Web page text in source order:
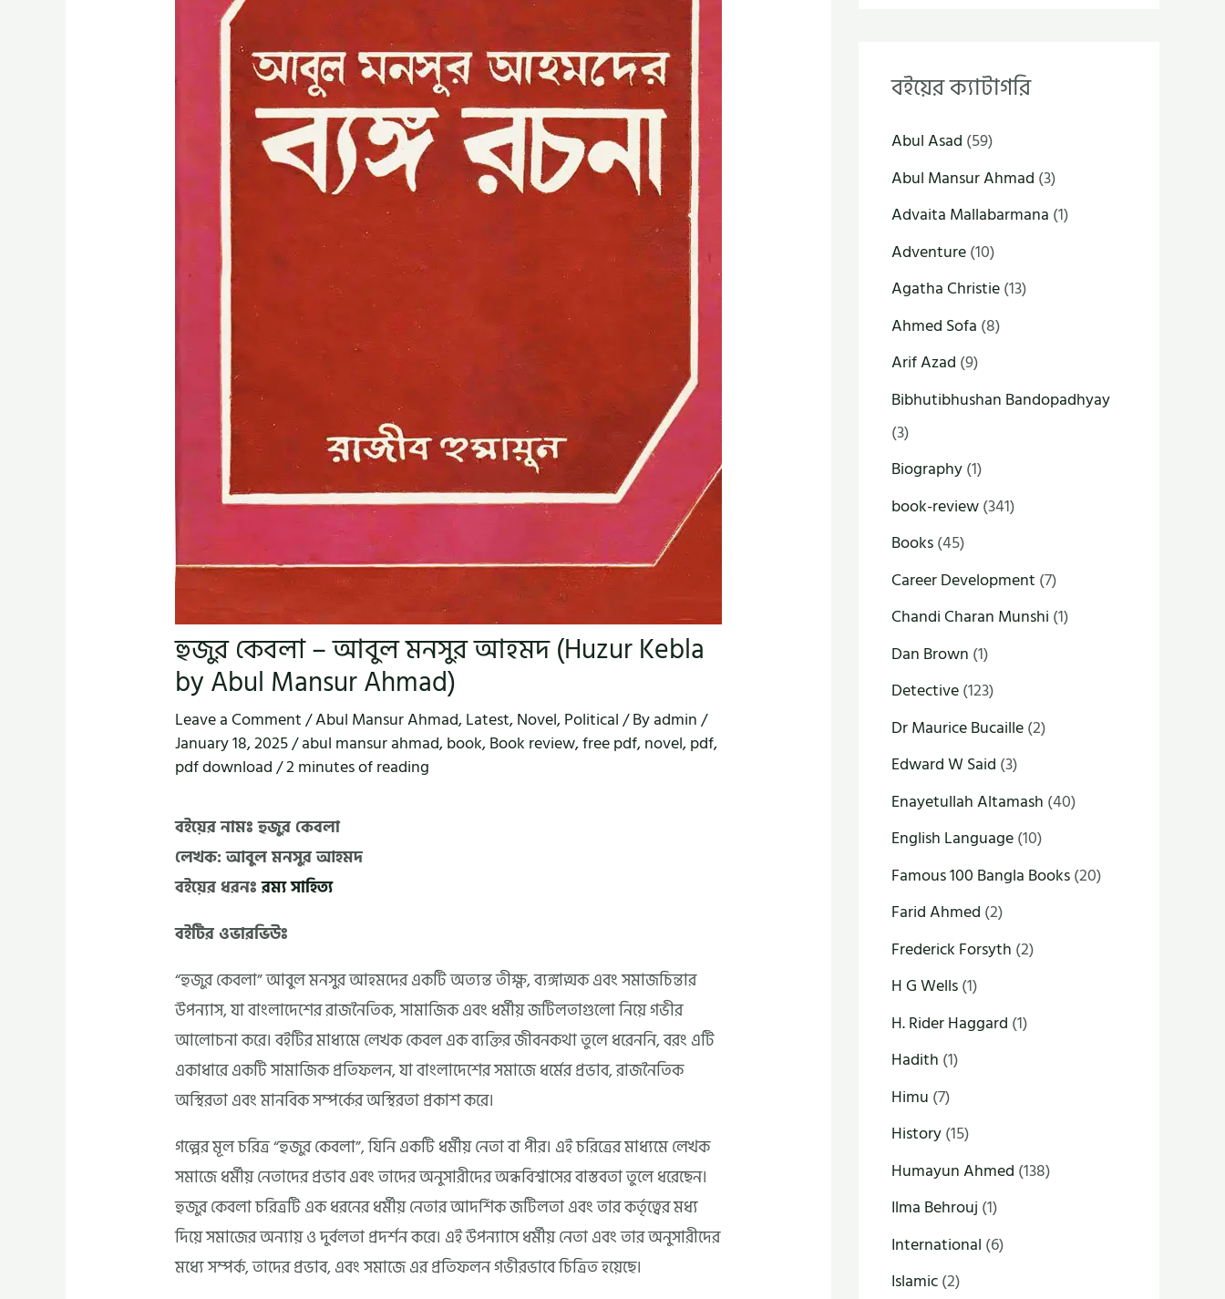
হুজুর কেবলা – আবুল মনসুর আহমদ (Huzur Kebla
by Abul Mansur Ahmad)
Leave a Comment/Abul Mansur Ahmad,Latest,Novel,Political/ Byadmin/
January 18, 2025/abul mansur ahmad,book,Book review,free pdf,novel,pdf,
pdf download/2 minutes of reading
বইয়ের নামঃ হুজুর কেবলা
লেখক: আবুল মনসুর আহমদ
বইয়ের ধরনঃরম্য সাহিত্য
বইটির ওভারভিউঃ
“হুজুর কেবলা” আবুল মনসুর আহমদের একটি অত্যন্ত তীক্ষ্ণ, ব্যঙ্গাত্মক এবং সমাজচিন্তার
উপন্যাস, যা বাংলাদেশের রাজনৈতিক, সামাজিক এবং ধর্মীয় জটিলতাগুলো নিয়ে গভীর
আলোচনা করে। বইটির মাধ্যমে লেখক কেবল এক ব্যক্তির জীবনকথা তুলে ধরেননি, বরং এটি
একাধারে একটি সামাজিক প্রতিফলন, যা বাংলাদেশের সমাজে ধর্মের প্রভাব, রাজনৈতিক
অস্থিরতা এবং মানবিক সম্পর্কের অস্থিরতা প্রকাশ করে।
গল্পের মূল চরিত্র “হুজুর কেবলা”, যিনি একটি ধর্মীয় নেতা বা পীর। এই চরিত্রের মাধ্যমে লেখক
সমাজে ধর্মীয় নেতাদের প্রভাব এবং তাদের অনুসারীদের অন্ধবিশ্বাসের বাস্তবতা তুলে ধরেছেন।
হুজুর কেবলা চরিত্রটি এক ধরনের ধর্মীয় নেতার আদর্শিক জটিলতা এবং তার কর্তৃত্বের মধ্য
দিয়ে সমাজের অন্যায় ও দুর্বলতা প্রদর্শন করে। এই উপন্যাসে ধর্মীয় নেতা এবং তার অনুসারীদের
মধ্যে সম্পর্ক, তাদের প্রভাব, এবং সমাজে এর প্রতিফলন গভীরভাবে চিত্রিত হয়েছে।
বইয়ের ক্যাটাগরি
Abul Asad (59)
Abul Mansur Ahmad (3)
Advaita Mallabarmana (1)
Adventure(10)
Agatha Christie(13)
Ahmed Sofa (8)
Arif Azad (9)
Bibhutibhushan Bandopadhyay
(3)
Biography(1)
book-review(341)
Books(45)
Career Development (7)
Chandi Charan Munshi (1)
Dan Brown (1)
Detective(123)
Dr Maurice Bucaille(2)
Edward W Said (3)
Enayetullah Altamash (40)
English Language(10)
Famous 100 Bangla Books(20)
Farid Ahmed (2)
Frederick Forsyth (2)
H G Wells(1)
H. Rider Haggard (1)
Hadith (1)
Himu (7)
History(15)
Humayun Ahmed (138)
Ilma Behrouj (1)
International (6)
Islamic(2)